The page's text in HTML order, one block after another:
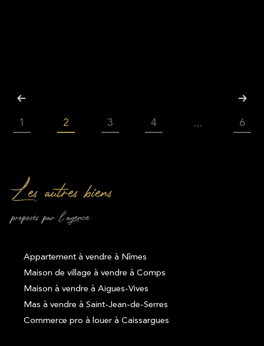
1 2 3 4 ... 6
Les autres biens
proposés par l'agence
Appartement à vendre à Nîmes
Maison de village à vendre à Comps
Maison à vendre à Aigues-Vives
Mas à vendre à Saint-Jean-de-Serres
Commerce pro à louer à Caissargues